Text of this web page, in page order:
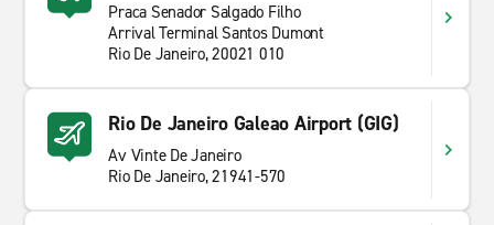
Praca Senador Salgado Filho
Arrival Terminal Santos Dumont
Rio De Janeiro, 20021 010
Rio De Janeiro Galeao Airport (GIG)
Av Vinte De Janeiro
Rio De Janeiro, 21941-570